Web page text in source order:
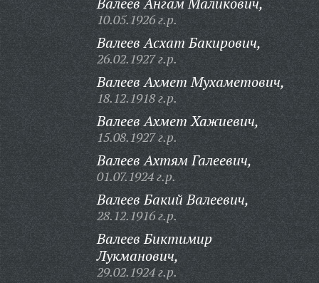
10.05.1926 г.р.
Валеев Асхат Бакирович,
26.02.1927 г.р.
Валеев Ахмет Мухаметович,
18.12.1918 г.р.
Валеев Ахмет Хажиевич,
15.08.1927 г.р.
Валеев Ахтям Галеевич,
01.07.1924 г.р.
Валеев Бакий Валеевич,
28.12.1916 г.р.
Валеев Биктимир
Лукманович,
29.02.1924 г.р.